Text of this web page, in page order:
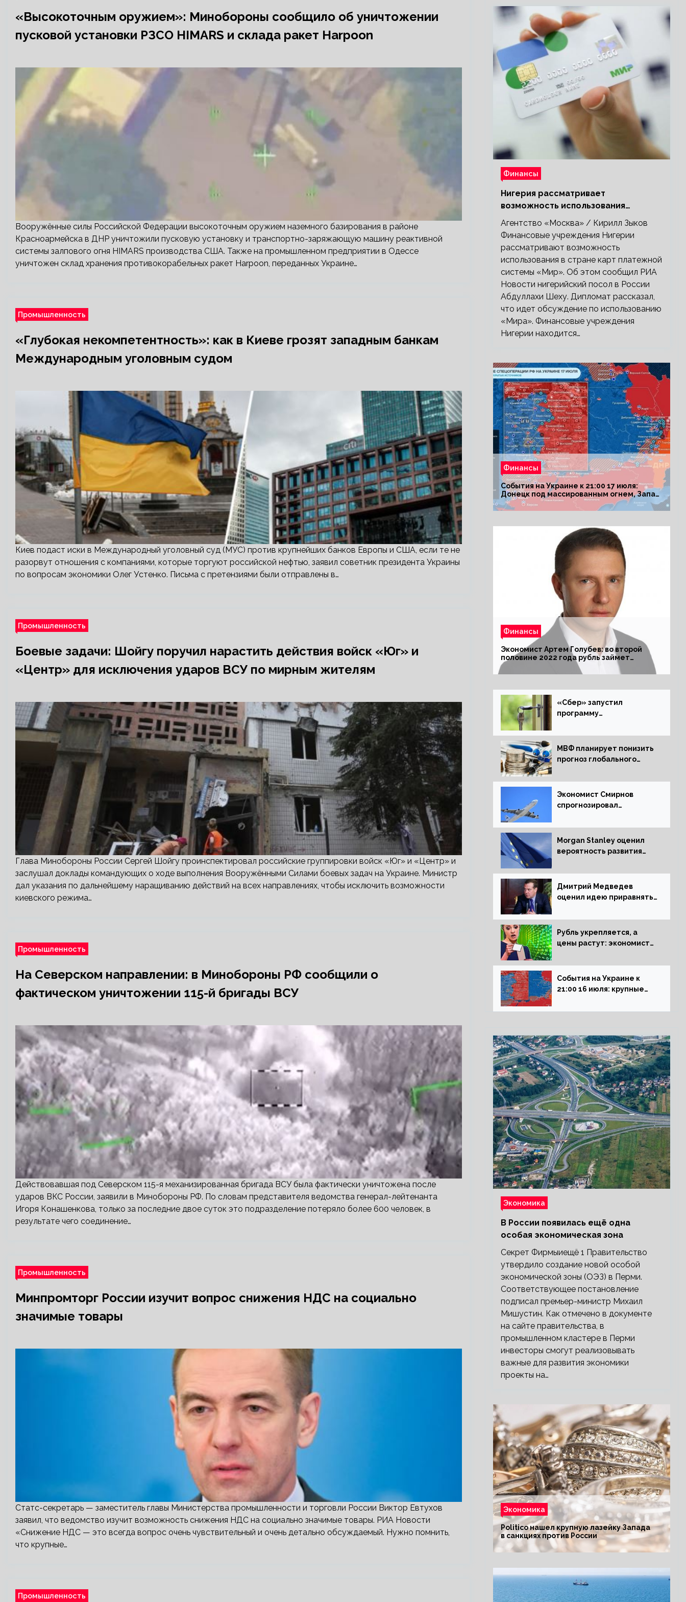
«Высокоточным оружием»: Минобороны сообщило об уничтожении
пусковой установки РЗСО HIMARS и склада ракет Harpoon
Вооружённые силы Российской Федерации высокоточным оружием наземного базирования в районе
Красноармейска в ДНР уничтожили пусковую установку и транспортно-заряжающую машину реактивной
системы залпового огня HIMARS производства США. Также на промышленном предприятии в Одессе
уничтожен склад хранения противокорабельных ракет Harpoon, переданных Украине…
Промышленность
«Глубокая некомпетентность»: как в Киеве грозят западным банкам
Международным уголовным судом
Киев подаст иски в Международный уголовный суд (МУС) против крупнейших банков Европы и США, если те не
разорвут отношения с компаниями, которые торгуют российской нефтью, заявил советник президента Украины
по вопросам экономики Олег Устенко. Письма с претензиями были отправлены в…
Промышленность
Боевые задачи: Шойгу поручил нарастить действия войск «Юг» и
«Центр» для исключения ударов ВСУ по мирным жителям
Глава Минобороны России Сергей Шойгу проинспектировал российские группировки войск «Юг» и «Центр» и
заслушал доклады командующих о ходе выполнения Вооружёнными Силами боевых задач на Украине. Министр
дал указания по дальнейшему наращиванию действий на всех направлениях, чтобы исключить возможности
киевского режима…
Промышленность
На Северском направлении: в Минобороны РФ сообщили о
фактическом уничтожении 115-й бригады ВСУ
Действовавшая под Северском 115-я механизированная бригада ВСУ была фактически уничтожена после
ударов ВКС России, заявили в Минобороны РФ. По словам представителя ведомства генерал-лейтенанта
Игоря Конашенкова, только за последние двое суток это подразделение потеряло более 600 человек, в
результате чего соединение…
Промышленность
Минпромторг России изучит вопрос снижения НДС на социально
значимые товары
Статс-секретарь — заместитель главы Министерства промышленности и торговли России Виктор Евтухов
заявил, что ведомство изучит возможность снижения НДС на социально значимые товары. РИА Новости
«Снижение НДС — это всегда вопрос очень чувствительный и очень детально обсуждаемый. Нужно помнить,
что крупные…
Промышленность
Финансы
Нигерия рассматривает
возможность использования
платежной системы «Мир»
Агентство «Москва» / Кирилл Зыков
Финансовые учреждения Нигерии
рассматривают возможность
использования в стране карт платежной
системы «Мир». Об этом сообщил РИА
Новости нигерийский посол в России
Абдуллахи Шеху. Дипломат рассказал,
что идет обсуждение по использованию
«Мира». Финансовые учреждения
Нигерии находится…
Финансы
События на Украине к 21:00 17 июля:
Донецк под массированным огнем, Запад
поставил Киеву ультиматум
Финансы
Экономист Артем Голубев: во второй
половине 2022 года рубль займет
комфортный курс
«Сбер» запустил
программу
ипотечных займов
МВФ планирует понизить
прогноз глобального
следующем отчете
Экономист Смирнов
спрогнозировал
авиабилетов в России
Morgan Stanley оценил
вероятность развития
Дмитрий Медведев
оценил идею приравнять
блокадникам
Рубль укрепляется, а
цены растут: экономист
падающего доллара на
рынок РФ
События на Украине к
21:00 16 июля: крупные
Северском, Киев
Экономика
В России появилась ещё одна
особая экономическая зона
Секрет Фирмыиещё 1 Правительство
утвердило создание новой особой
экономической зоны (ОЭЗ) в Перми.
Соответствующее постановление
подписал премьер-министр Михаил
Мишустин. Как отмечено в документе
на сайте правительства, в
промышленном кластере в Перми
инвесторы смогут реализовывать
важные для развития экономики
проекты на…
Экономика
Politico нашел крупную лазейку Запада
в санкциях против России